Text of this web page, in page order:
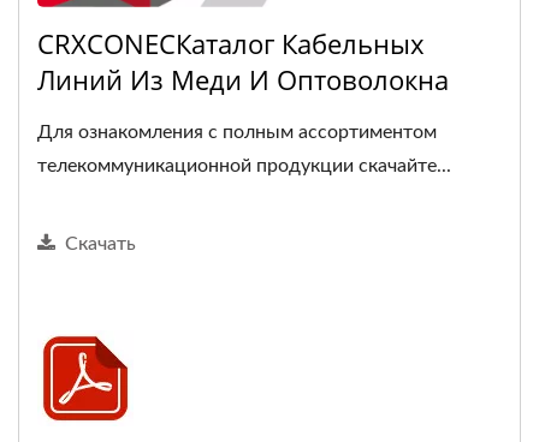
CRXCONECКаталог Кабельных
Линий Из Меди И Оптоволокна
Для ознакомления с полным ассортиментом
телекоммуникационной продукции скачайте...
Скачать